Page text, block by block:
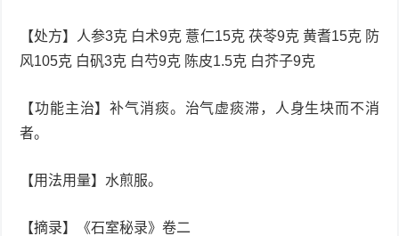
【处方】人参3克 白术9克 薏仁15克 茯苓9克 黄耆15克 防
风105克 白矾3克 白芍9克 陈皮1.5克 白芥子9克
【功能主治】补气消痰。治气虚痰滞，人身生块而不消
者。
【用法用量】水煎服。
【摘录】《石室秘录》卷二